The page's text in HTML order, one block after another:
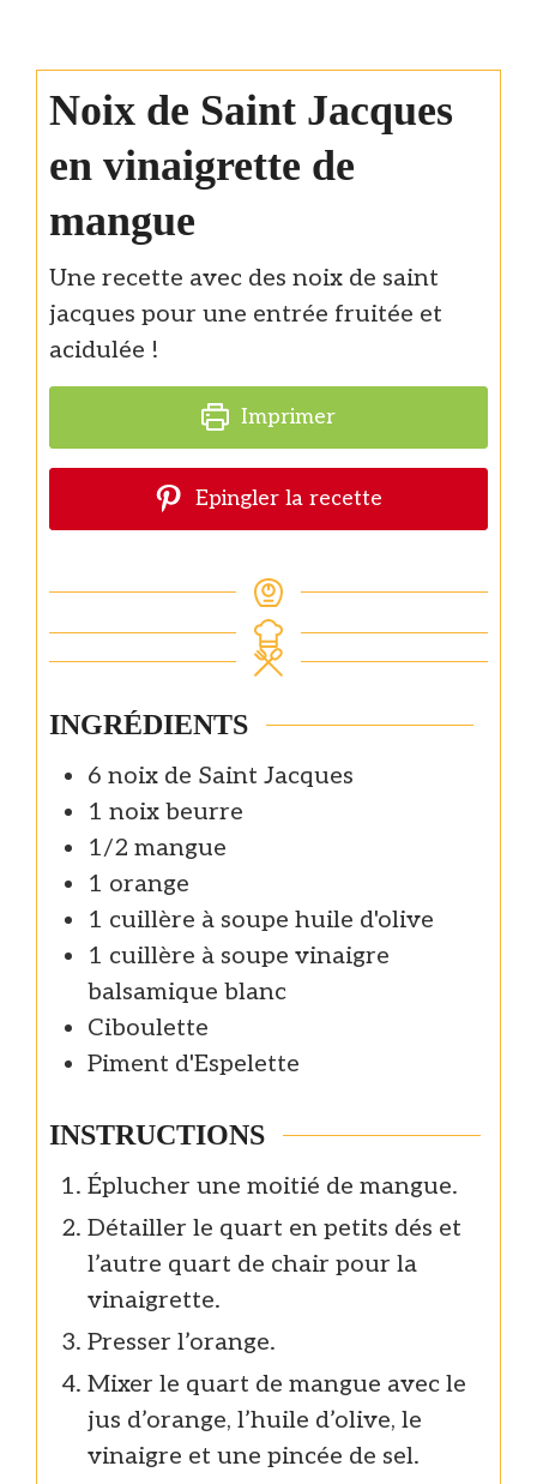
Noix de Saint Jacques
en vinaigrette de
mangue
Une recette avec des noix de saint
jacques pour une entrée fruitée et
acidulée !
Imprimer
Epingler la recette
INGRÉDIENTS
6 noix de Saint Jacques
1 noix beurre
1/2 mangue
1 orange
1 cuillère à soupe huile d'olive
1 cuillère à soupe vinaigre
balsamique blanc
Ciboulette
Piment d'Espelette
INSTRUCTIONS
Éplucher une moitié de mangue.
Détailler le quart en petits dés et
l’autre quart de chair pour la
vinaigrette.
Presser l’orange.
Mixer le quart de mangue avec le
jus d’orange, l’huile d’olive, le
vinaigre et une pincée de sel.